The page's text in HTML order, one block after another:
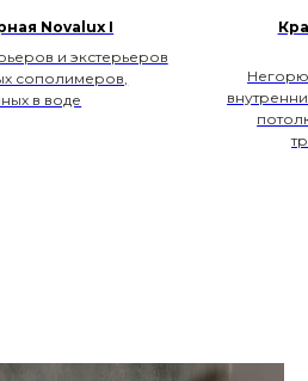
Novalux I
и экстерьеров
сополимеров,
в воде